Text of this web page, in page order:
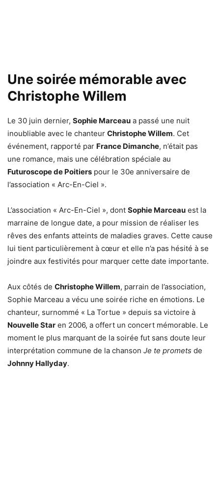
Une soirée mémorable avec
Christophe Willem
Le 30 juin dernier, Sophie Marceau a passé une nuit
inoubliable avec le chanteur Christophe Willem. Cet
événement, rapporté par France Dimanche, n’était pas
une romance, mais une célébration spéciale au
Futuroscope de Poitiers pour le 30e anniversaire de
l’association « Arc-En-Ciel ».
L’association « Arc-En-Ciel », dont Sophie Marceau est la
marraine de longue date, a pour mission de réaliser les
rêves des enfants atteints de maladies graves. Cette cause
lui tient particulièrement à cœur et elle n’a pas hésité à se
joindre aux festivités pour marquer cette date importante.
Aux côtés de Christophe Willem, parrain de l’association,
Sophie Marceau a vécu une soirée riche en émotions. Le
chanteur, surnommé « La Tortue » depuis sa victoire à
Nouvelle Star en 2006, a offert un concert mémorable. Le
moment le plus marquant de la soirée fut sans doute leur
interprétation commune de la chanson Je te promets de
Johnny Hallyday.